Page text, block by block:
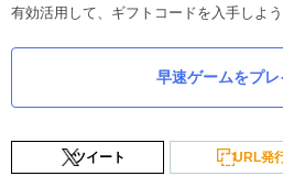
有効活用して、ギフトコードを入手しよう
早速ゲームをプレ
ツイート URL発